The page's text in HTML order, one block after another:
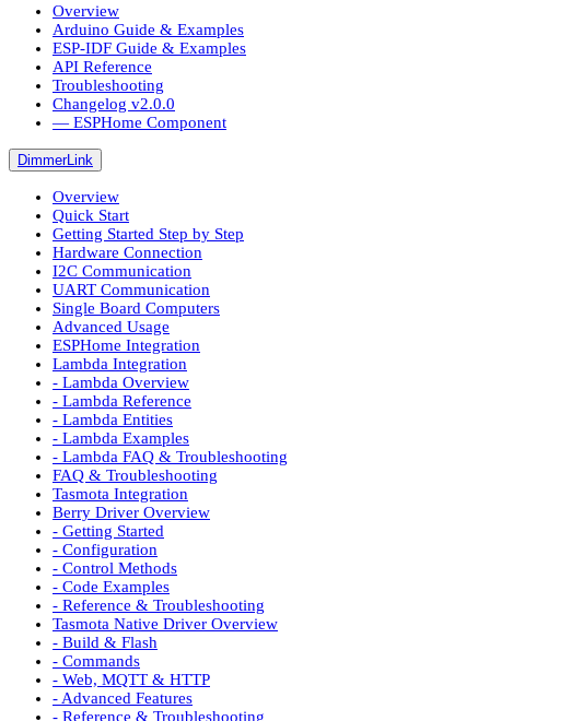
Overview
Arduino Guide & Examples
ESP-IDF Guide & Examples
API Reference
Troubleshooting
Changelog v2.0.0
― ESPHome Component
DimmerLink
Overview
Quick Start
Getting Started Step by Step
Hardware Connection
I2C Communication
UART Communication
Single Board Computers
Advanced Usage
ESPHome Integration
Lambda Integration
- Lambda Overview
- Lambda Reference
- Lambda Entities
- Lambda Examples
- Lambda FAQ & Troubleshooting
FAQ & Troubleshooting
Tasmota Integration
Berry Driver Overview
- Getting Started
- Configuration
- Control Methods
- Code Examples
- Reference & Troubleshooting
Tasmota Native Driver Overview
- Build & Flash
- Commands
- Web, MQTT & HTTP
- Advanced Features
- Reference & Troubleshooting